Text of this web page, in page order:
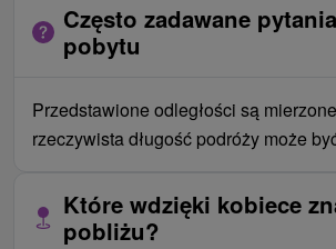
Często zadawane
pobytu
Przedstawione odległości są
rzeczywista długość podróży może
Które wdzięki kobiece
pobliżu?